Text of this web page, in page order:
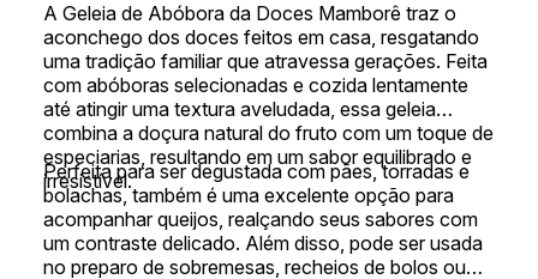
A Geleia de Abóbora da Doces Mamborê traz o
aconchego dos doces feitos em casa, resgatando
uma tradição familiar que atravessa gerações. Feita
com abóboras selecionadas e cozida lentamente
até atingir uma textura aveludada, essa geleia
combina a doçura natural do fruto com um toque de
especiarias, resultando em um sabor equilibrado e
irresistível.
Perfeita para ser degustada com pães, torradas e
bolachas, também é uma excelente opção para
acompanhar queijos, realçando seus sabores com
um contraste delicado. Além disso, pode ser usada
no preparo de sobremesas, recheios de bolos ou